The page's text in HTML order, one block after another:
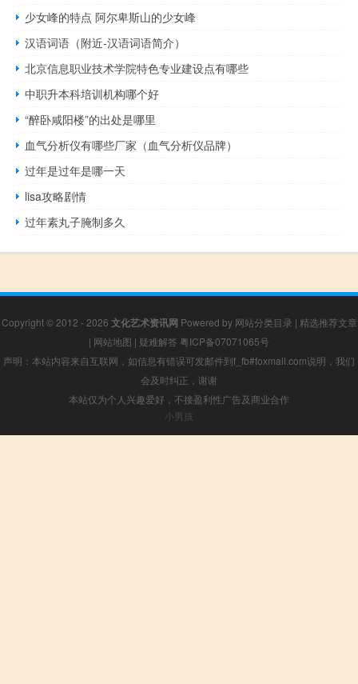
少女峰的特点 阿尔卑斯山的少女峰
汉语词语（附近-汉语词语简介）
北京信息职业技术学院特色专业建设点有哪些
中职升本科培训机构哪个好
“醉卧咸阳楼”的出处是哪里
血气分析仪有哪些厂家（血气分析仪品牌）
过年是过年是哪一天
lisa攻略剧情
过年素丸子腌制多久
Copyright © 2012 - 2026 文化艺术资讯网 Powered by 网站分类目录 | 精选推荐文章
| 网站地图 | 疑难解答 粤ICP备07071065号
声明：本站内容来自互联网，如信息有错误可发邮件到f_fb#foxmail.com说明，我们
会及时纠正，谢谢
本站仅为个人兴趣爱好，不接盈利性广告及商业合作
小男孩